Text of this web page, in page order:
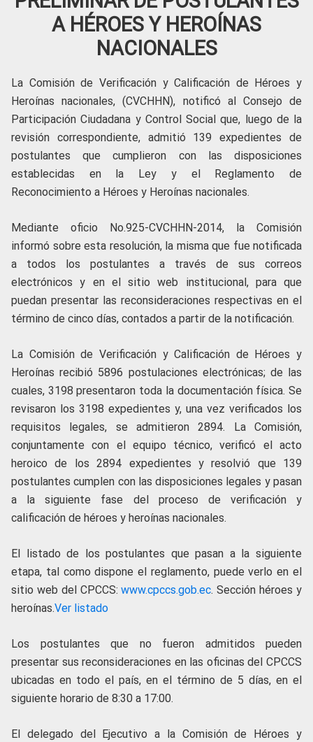
A HÉROES Y HEROÍNAS
NACIONALES
La Comisión de Verificación y Calificación de Héroes y
Heroínas nacionales, (CVCHHN), notificó al Consejo de
Participación Ciudadana y Control Social que, luego de la
revisión correspondiente, admitió 139 expedientes de
postulantes que cumplieron con las disposiciones
establecidas en la Ley y el Reglamento de
Reconocimiento a Héroes y Heroínas nacionales.
Mediante oficio No.925-CVCHHN-2014, la Comisión
informó sobre esta resolución, la misma que fue notificada
a todos los postulantes a través de sus correos
electrónicos y en el sitio web institucional, para que
puedan presentar las reconsideraciones respectivas en el
término de cinco días, contados a partir de la notificación.
La Comisión de Verificación y Calificación de Héroes y
Heroínas recibió 5896 postulaciones electrónicas; de las
cuales, 3198 presentaron toda la documentación física. Se
revisaron los 3198 expedientes y, una vez verificados los
requisitos legales, se admitieron 2894. La Comisión,
conjuntamente con el equipo técnico, verificó el acto
heroico de los 2894 expedientes y resolvió que 139
postulantes cumplen con las disposiciones legales y pasan
a la siguiente fase del proceso de verificación y
calificación de héroes y heroínas nacionales.
El listado de los postulantes que pasan a la siguiente
etapa, tal como dispone el reglamento, puede verlo en el
sitio web del CPCCS:www.cpccs.gob.ec. Sección héroes y
heroínas.Ver listado
Los postulantes que no fueron admitidos pueden
presentar sus reconsideraciones en las oficinas del CPCCS
ubicadas en todo el país, en el término de 5 días, en el
siguiente horario de 8:30 a 17:00.
El delegado del Ejecutivo a la Comisión de Héroes y